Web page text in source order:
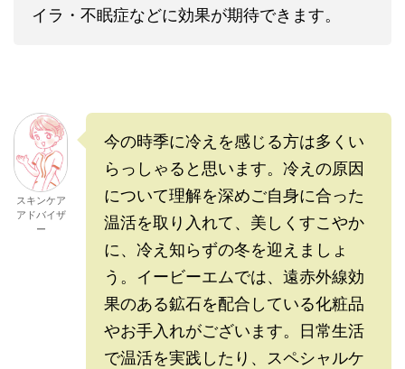
イラ・不眠症などに効果が期待できます。
スキンケア
アドバイザ
ー
今の時季に冷えを感じる方は多くい
らっしゃると思います。冷えの原因
について理解を深めご自身に合った
温活を取り入れて、美しくすこやか
に、冷え知らずの冬を迎えましょ
う。イービーエムでは、遠赤外線効
果のある鉱石を配合している化粧品
やお手入れがございます。日常生活
で温活を実践したり、スペシャルケ